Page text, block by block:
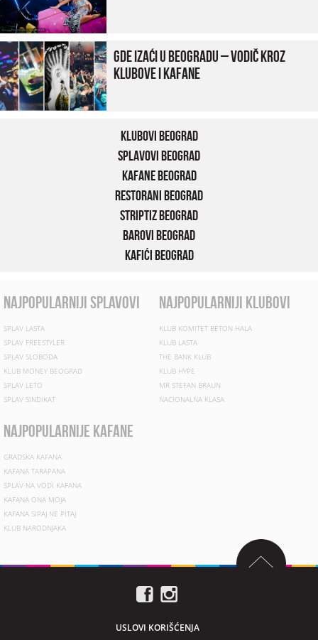
Gde izaći u Beogradu – vodič kroz
klubove i kafane
Klubovi Beograd
Splavovi Beograd
Kafane Beograd
Restorani Beograd
Striptiz Beograd
Barovi Beograd
Kafići Beograd
najpopularniji splavovi
SPLAV LASTA
SPLAV FREESTYLER
SPLAV SLOBODA
KLUB MONEY BEOGRAD
SPLAV LETO
SPLAV SINDIKAT
najpopularniji klubovi
KLUB KOMITET BETON HALA
KLUB LASTA
THE BANK KLUB
KLUB HYPE
MR STEFAN BRAUN
NACIONALNA KLASA
najpopularnije kafane
GRADSKA KAFANA
KAFANA TARAPANA
SPLAV NA VODI KAFANA
KAFANA ONA MOJA
KAFANA SIPAJ NE PITAJ
KLUB NARODNJAKA
USLOVI KORIŠĆENJA